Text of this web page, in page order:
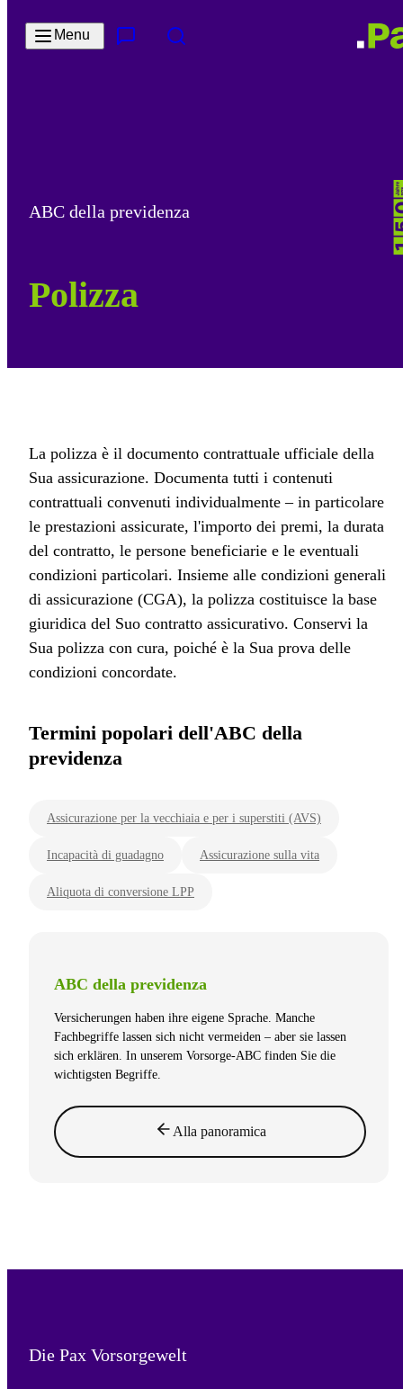
Menu
ABC della previdenza
Polizza
La polizza è il documento contrattuale ufficiale della
Sua assicurazione. Documenta tutti i contenuti
contrattuali convenuti individualmente – in particolare
le prestazioni assicurate, l'importo dei premi, la durata
del contratto, le persone beneficiarie e le eventuali
condizioni particolari. Insieme alle condizioni generali
di assicurazione (CGA), la polizza costituisce la base
giuridica del Suo contratto assicurativo. Conservi la
Sua polizza con cura, poiché è la Sua prova delle
condizioni concordate.
Termini popolari dell'ABC della
previdenza
Assicurazione per la vecchiaia e per i superstiti (AVS)
Incapacità di guadagno Assicurazione sulla vita
Aliquota di conversione LPP
ABC della previdenza
Versicherungen haben ihre eigene Sprache. Manche
Fachbegriffe lassen sich nicht vermeiden – aber sie lassen
sich erklären. In unserem Vorsorge-ABC finden Sie die
wichtigsten Begriffe.
Alla panoramica
Die Pax Vorsorgewelt